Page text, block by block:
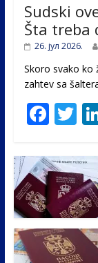
Sudski
Šta treba
26. јул 2026.
Skoro svako ko
zahtev sa
F
e
b
o
o
k
T
itt
er